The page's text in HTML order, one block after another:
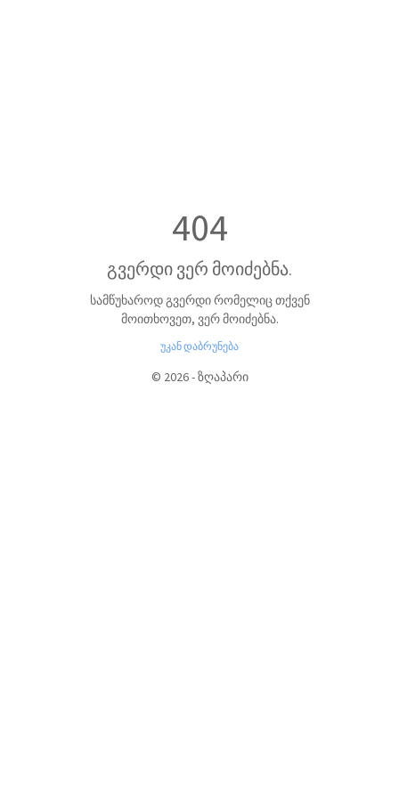
404
გვერდი ვერ მოიძებნა.
სამწუხაროდ გვერდი რომელიც თქვენ
მოითხოვეთ, ვერ მოიძებნა.
უკან დაბრუნება
© 2026-ზღაპარი